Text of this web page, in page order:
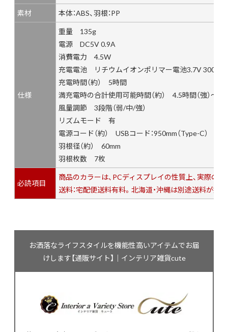
素材
本体：ABS、羽根：PP
仕様
重量 135g
電源 DC5V 0.9A
消費電力 4.5W
充電電池 リチウムイオンポリマー電池3.7V
充電時間（約） 5時間
満充電時の合計使用可能時間（約） 4.5時間（強）～13
風量調節 3段階（弱/中/強）
リズムモード 有
電源コード（約） USBコード：950mm（Type-C）
羽根径（約） 60mm
羽根枚数 7枚
必読項目
商品のカラーは、PCディスプレイの性質上、実際の
送料：宅配便送料有料。北海道・沖縄は別途送料が掛
お洒落なライフスタイルを機能性高いアイテムでお届
けします【通販サイト】｜インテリア雑貨cute